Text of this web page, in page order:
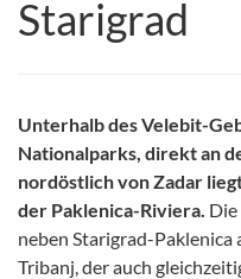
Starigrad
Unterhalb des Velebit-
Nationalparks, direkt an
nordöstlich von Zadar
der Paklenica-Riviera.
neben Starigrad-Paklenica
Tribanj, der auch